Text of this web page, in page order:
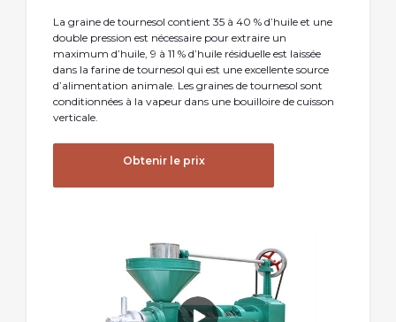
La graine de tournesol contient 35 à 40 % d’huile et une
double pression est nécessaire pour extraire un
maximum d’huile, 9 à 11 % d’huile résiduelle est laissée
dans la farine de tournesol qui est une excellente source
d’alimentation animale. Les graines de tournesol sont
conditionnées à la vapeur dans une bouilloire de cuisson
verticale.
Obtenir le prix